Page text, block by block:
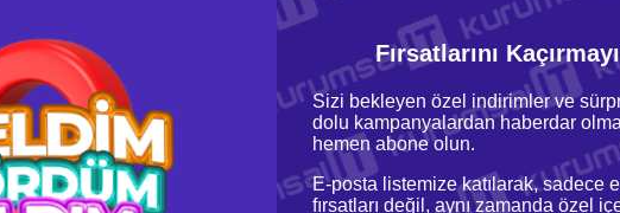
Yorum Yaz Tavsiye Et
Fiyat Teklifi Al
Fırsatlarını
Sizi bekleyen özel indirimler ve
dolu kampanyalardan haberdar
hemen abone olun.
E-posta listemize katılarak, sadece
fırsatları değil, aynı zamanda özel